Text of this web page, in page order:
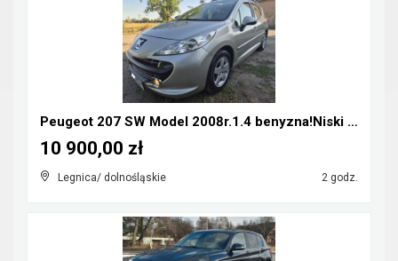
Peugeot 207 SW Model 2008r.1.4 benyzna!Niski Przeb...
Legnica/ dolnośląskie 2 godz.
10 900,00 zł